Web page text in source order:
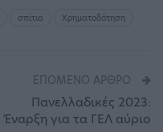
σπίτια Χρηματοδότηση
ΕΠΌΜΕΝΟ ΆΡΘΡΟ
Πανελλαδικές 2023:
Έναρξη για τα ΓΕΛ αύριο